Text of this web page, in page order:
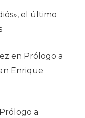
el último
en Prólogo a
Enrique
Prólogo a